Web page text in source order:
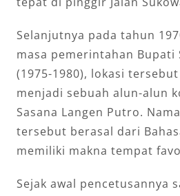
Selanjutnya pada tahun
masa pemerintahan Bupati
(1975-1980), lokasi
menjadi sebuah alun-alun
Sasana Langen Putro.
tersebut berasal dari
memiliki makna tempat
Sejak awal pencetusannya